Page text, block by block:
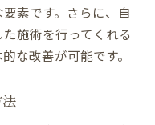
ための要点
るべきポイント
整体施術
性を探る
素です。さらに、自
施術を行ってくれる
な改善が可能です。